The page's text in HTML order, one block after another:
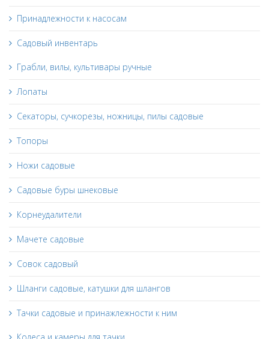
Принадлежности к насосам
Садовый инвентарь
Грабли, вилы, культивары ручные
Лопаты
Секаторы, сучкорезы, ножницы, пилы садовые
Топоры
Ножи садовые
Садовые буры шнековые
Корнеудалители
Мачете садовые
Совок садовый
Шланги садовые, катушки для шлангов
Тачки садовые и принажлежности к ним